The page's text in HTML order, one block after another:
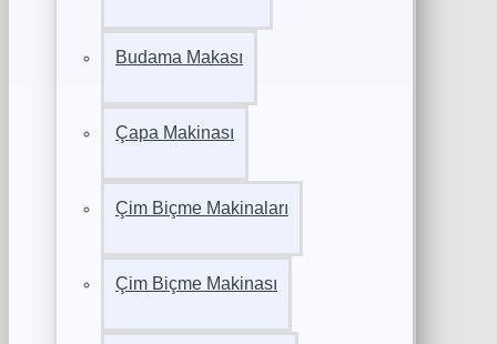
Budama Makası
Çapa Makinası
Çim Biçme Makinaları
Çim Biçme Makinası